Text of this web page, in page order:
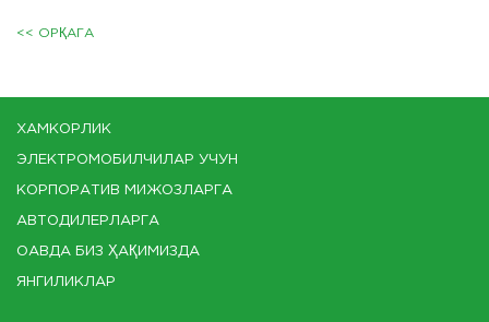
<< ОРҚАГА
ХАМКОРЛИК
ЭЛЕКТРОМОБИЛЧИЛАР УЧУН
КОРПОРАТИВ МИЖОЗЛАРГА
АВТОДИЛЕРЛАРГА
ОАВДА БИЗ ҲАҚИМИЗДА
ЯНГИЛИКЛАР